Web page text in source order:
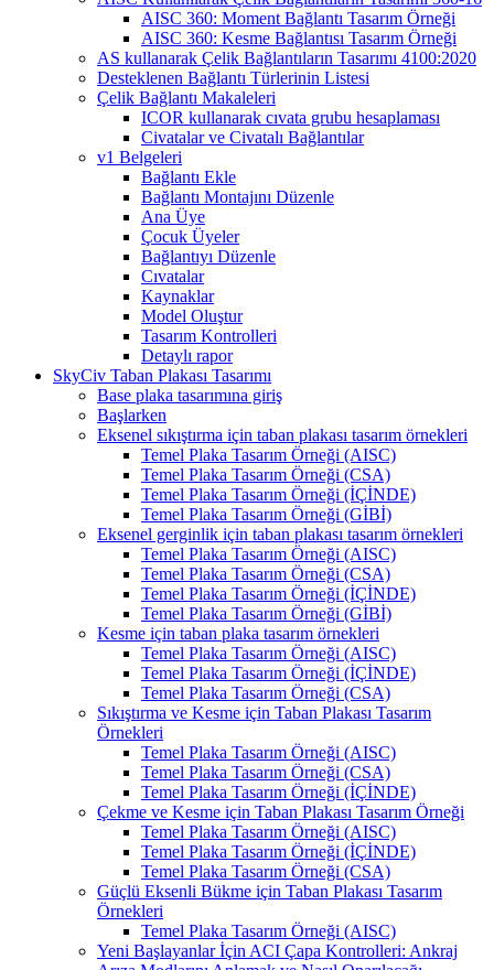
AISC 360: Moment Bağlantı Tasarım Örneği
AISC 360: Kesme Bağlantısı Tasarım Örneği
AS kullanarak Çelik Bağlantıların Tasarımı 4100:2020
Desteklenen Bağlantı Türlerinin Listesi
Çelik Bağlantı Makaleleri
ICOR kullanarak cıvata grubu hesaplaması
Civatalar ve Civatalı Bağlantılar
v1 Belgeleri
Bağlantı Ekle
Bağlantı Montajını Düzenle
Ana Üye
Çocuk Üyeler
Bağlantıyı Düzenle
Cıvatalar
Kaynaklar
Model Oluştur
Tasarım Kontrolleri
Detaylı rapor
SkyCiv Taban Plakası Tasarımı
Base plaka tasarımına giriş
Başlarken
Eksenel sıkıştırma için taban plakası tasarım örnekleri
Temel Plaka Tasarım Örneği (AISC)
Temel Plaka Tasarım Örneği (CSA)
Temel Plaka Tasarım Örneği (İÇİNDE)
Temel Plaka Tasarım Örneği (GİBİ)
Eksenel gerginlik için taban plakası tasarım örnekleri
Temel Plaka Tasarım Örneği (AISC)
Temel Plaka Tasarım Örneği (CSA)
Temel Plaka Tasarım Örneği (İÇİNDE)
Temel Plaka Tasarım Örneği (GİBİ)
Kesme için taban plaka tasarım örnekleri
Temel Plaka Tasarım Örneği (AISC)
Temel Plaka Tasarım Örneği (İÇİNDE)
Temel Plaka Tasarım Örneği (CSA)
Sıkıştırma ve Kesme için Taban Plakası Tasarım
Örnekleri
Temel Plaka Tasarım Örneği (AISC)
Temel Plaka Tasarım Örneği (CSA)
Temel Plaka Tasarım Örneği (İÇİNDE)
Çekme ve Kesme için Taban Plakası Tasarım Örneği
Temel Plaka Tasarım Örneği (AISC)
Temel Plaka Tasarım Örneği (İÇİNDE)
Temel Plaka Tasarım Örneği (CSA)
Güçlü Eksenli Bükme için Taban Plakası Tasarım
Örnekleri
Temel Plaka Tasarım Örneği (AISC)
Yeni Başlayanlar İçin ACI Çapa Kontrolleri: Ankraj